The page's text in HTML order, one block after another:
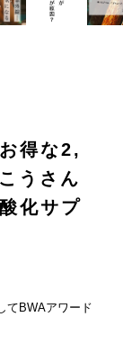
得な2,
うさん
化サプ
てBWAアワード